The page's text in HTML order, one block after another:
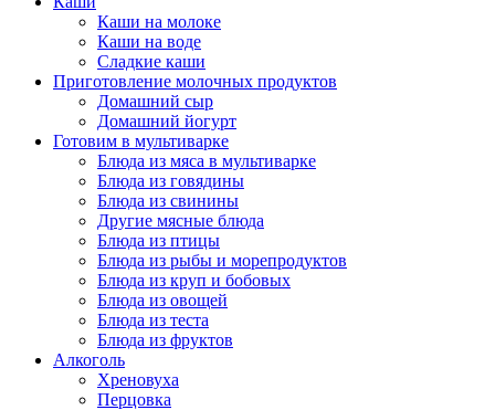
Каши на молоке
Каши на воде
Сладкие каши
Приготовление молочных продуктов
Домашний сыр
Домашний йогурт
Готовим в мультиварке
Блюда из мяса в мультиварке
Блюда из говядины
Блюда из свинины
Другие мясные блюда
Блюда из птицы
Блюда из рыбы и морепродуктов
Блюда из круп и бобовых
Блюда из овощей
Блюда из теста
Блюда из фруктов
Алкоголь
Хреновуха
Перцовка